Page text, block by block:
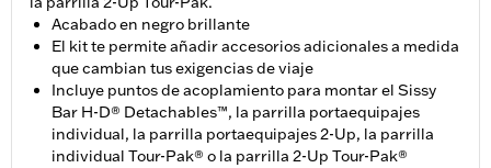
Acabado en negro brillante
El kit te permite añadir accesorios adicionales a medida
que cambian tus exigencias de viaje
Incluye puntos de acoplamiento para montar el Sissy
Bar H-D® Detachables™, la parrilla portaequipajes
individual, la parrilla portaequipajes 2-Up, la parrilla
individual Tour-Pak® o la parrilla 2-Up Tour-Pak®